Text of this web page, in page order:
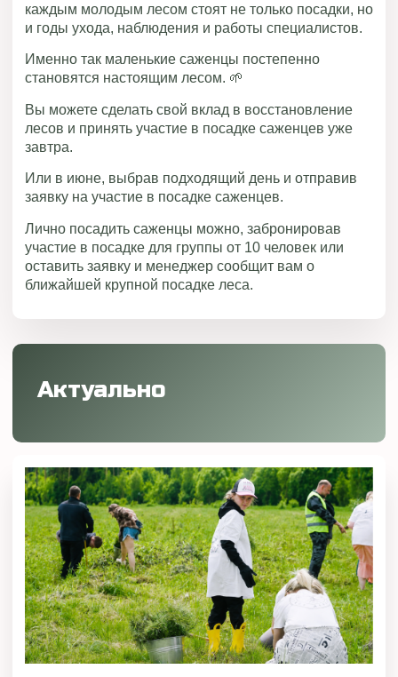
каждым молодым лесом стоят не только посадки, но
и годы ухода, наблюдения и работы специалистов.
Именно так маленькие саженцы постепенно
становятся настоящим лесом. 🌱
Вы можете сделать свой вклад в восстановление
лесов и принять участие в посадке саженцев уже
завтра.
Или в июне, выбрав подходящий день и отправив
заявку на участие в посадке саженцев.
Лично посадить саженцы можно, забронировав
участие в посадке для группы от 10 человек или
оставить заявку и менеджер сообщит вам о
ближайшей крупной посадке леса.
Актуально